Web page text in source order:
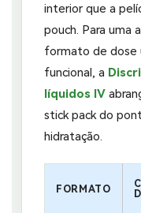
interior que a
pouch. Para uma
formato de dose
funcional, a
líquidos IV
stick pack do
hidratação.
FORMATO